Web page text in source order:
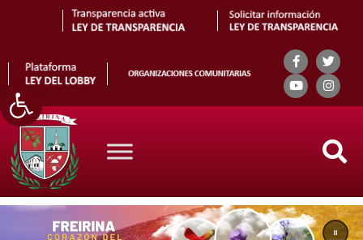
Abrir barra de herramientas
Search